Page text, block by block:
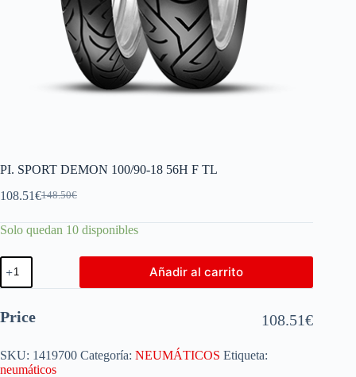
PI. SPORT DEMON 100/90-18 56H F TL
148.50€
108.51€
Solo quedan 10 disponibles
Añadir al carrito
Price 108.51€
SKU: 1419700 Categoría: NEUMÁTICOS Etiqueta:
neumáticos